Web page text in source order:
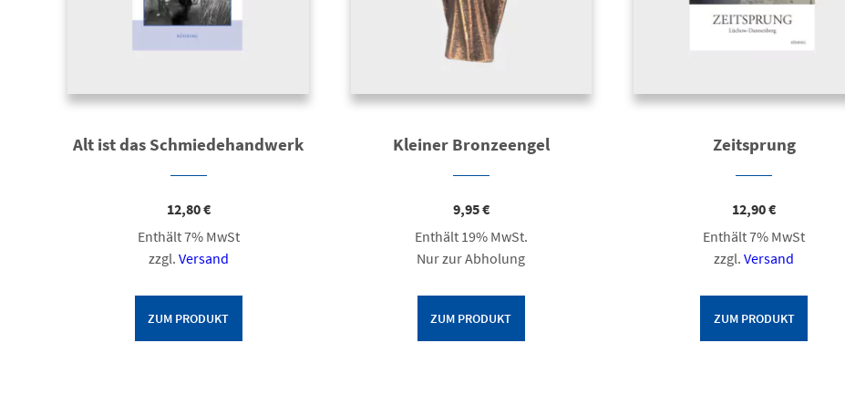
Alt ist das Schmiedehandwerk
12,80€
Enthält 7% MwSt
zzgl. Versand
ZUM PRODUKT
Kleiner Bronzeengel
9,95€
Enthält 19% MwSt.
Nur zur Abholung
ZUM PRODUKT
Zeitsprung
12,90€
Enthält 7% MwSt
zzgl.Versand
ZUM PRODUKT